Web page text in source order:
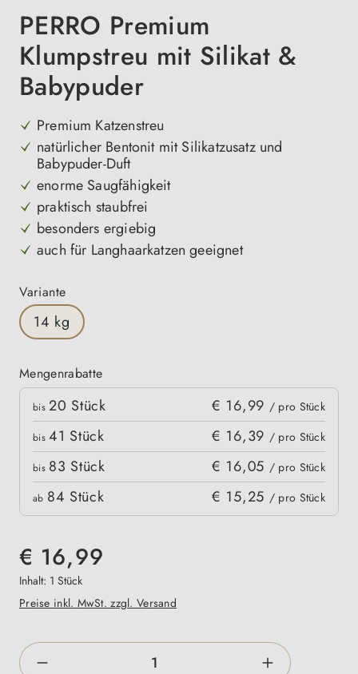
PERRO Premium
Klumpstreu mit Silikat &
Babypuder
Premium Katzenstreu
natürlicher Bentonit mit Silikatzusatz und
Babypuder-Duft
enorme Saugfähigkeit
praktisch staubfrei
besonders ergiebig
auch für Langhaarkatzen geeignet
Variante
14 kg
Mengenrabatte
Mengenrabatte
bis20 Stück € 16,99 / pro Stück
bis41 Stück € 16,39 / pro Stück
bis 83 Stück € 16,05 / pro Stück
ab 84 Stück € 15,25 / pro Stück
€ 16,99
Inhalt: 1 Stück
Preise inkl. MwSt. zzgl. Versand
Produkt Anzahl: Gib den gewünschten